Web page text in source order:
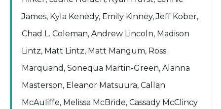
James, Kyla Kenedy, Emily Kinney, Jeff Kober,
Chad L. Coleman, Andrew Lincoln, Madison
Lintz, Matt Lintz, Matt Mangum, Ross
Marquand, Sonequa Martin-Green, Alanna
Masterson, Eleanor Matsuura, Callan
McAuliffe, Melissa McBride, Cassady McClincy